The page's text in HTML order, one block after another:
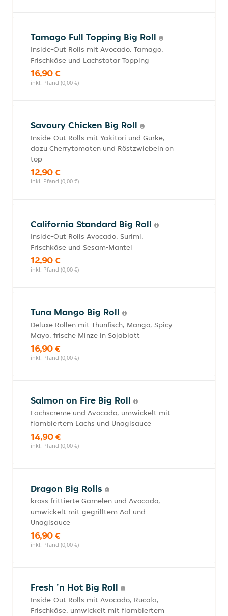
Tamago Full Topping Big Roll
Inside-Out Rolls mit Avocado, Tamago,
Frischkäse und Lachstatar Topping
16,90 €
inkl. Pfand (0,00 €)
Savoury Chicken Big Roll
Inside-Out Rolls mit Yakitori und Gurke,
dazu Cherrytomaten und Röstzwiebeln on
top
12,90 €
inkl. Pfand (0,00 €)
California Standard Big Roll
Inside-Out Rolls Avocado, Surimi,
Frischkäse und Sesam-Mantel
12,90 €
inkl. Pfand (0,00 €)
Tuna Mango Big Roll
Deluxe Rollen mit Thunfisch, Mango, Spicy
Mayo, frische Minze in Sojablatt
16,90 €
inkl. Pfand (0,00 €)
Salmon on Fire Big Roll
Lachscreme und Avocado, umwickelt mit
flambiertem Lachs und Unagisauce
14,90 €
inkl. Pfand (0,00 €)
Dragon Big Rolls
kross frittierte Garnelen und Avocado,
umwickelt mit gegrilltem Aal und
Unagisauce
16,90 €
inkl. Pfand (0,00 €)
Fresh 'n Hot Big Roll
Inside-Out Rolls mit Avocado, Rucola,
Frischkäse, umwickelt mit flambiertem